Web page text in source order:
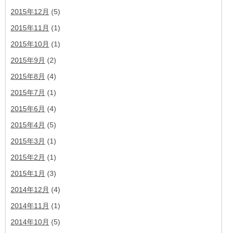
2015年12月 (5)
2015年11月 (1)
2015年10月 (1)
2015年9月 (2)
2015年8月 (4)
2015年7月 (1)
2015年6月 (4)
2015年4月 (5)
2015年3月 (1)
2015年2月 (1)
2015年1月 (3)
2014年12月 (4)
2014年11月 (1)
2014年10月 (5)